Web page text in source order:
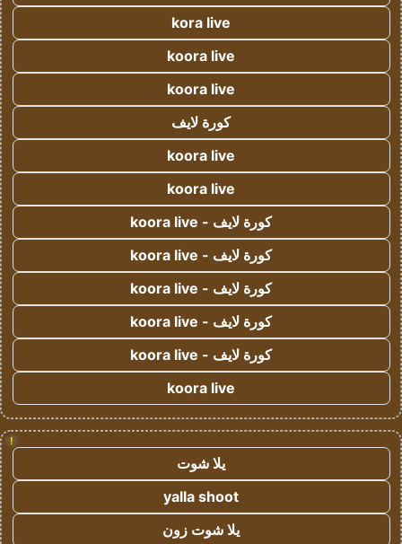
kora live
koora live
koora live
كورة لايف
koora live
koora live
كورة لايف - koora live
كورة لايف - koora live
كورة لايف - koora live
كورة لايف - koora live
كورة لايف - koora live
koora live
!
يلا شوت
yalla shoot
يلا شوت زون